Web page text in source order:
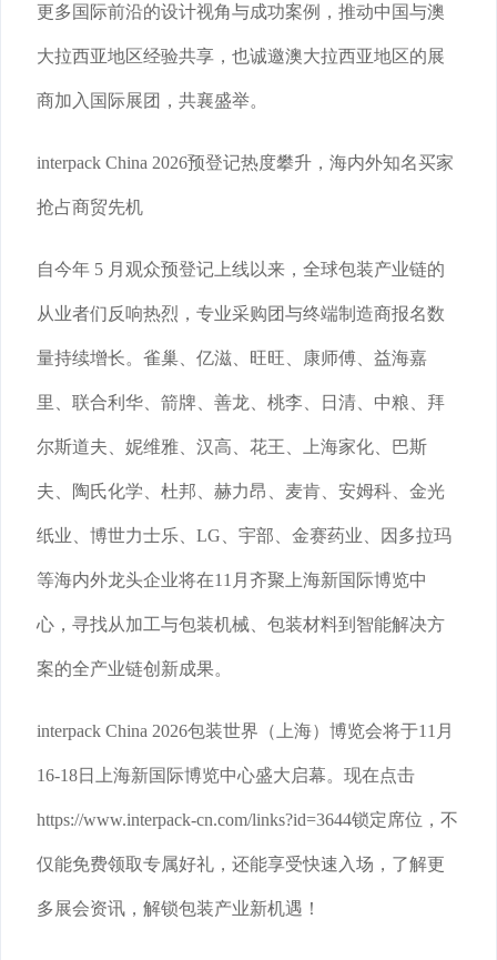
更多国际前沿的设计视角与成功案例，推动中国与澳
大拉西亚地区经验共享，也诚邀澳大拉西亚地区的展
商加入国际展团，共襄盛举。
interpack China 2026预登记热度攀升，海内外知名买家
抢占商贸先机
自今年 5 月观众预登记上线以来，全球包装产业链的
从业者们反响热烈，专业采购团与终端制造商报名数
量持续增长。雀巢、亿滋、旺旺、康师傅、益海嘉
里、联合利华、箭牌、善龙、桃李、日清、中粮、拜
尔斯道夫、妮维雅、汉高、花王、上海家化、巴斯
夫、陶氏化学、杜邦、赫力昂、麦肯、安姆科、金光
纸业、博世力士乐、LG、宇部、金赛药业、因多拉玛
等海内外龙头企业将在11月齐聚上海新国际博览中
心，寻找从加工与包装机械、包装材料到智能解决方
案的全产业链创新成果。
interpack China 2026包装世界（上海）博览会将于11月
16-18日上海新国际博览中心盛大启幕。现在点击
https://www.interpack-cn.com/links?id=3644锁定席位，不
仅能免费领取专属好礼，还能享受快速入场，了解更
多展会资讯，解锁包装产业新机遇！